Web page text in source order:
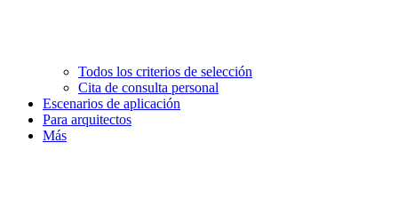
Todos los criterios de selección
Cita de consulta personal
Escenarios de aplicación
Para arquitectos
Más